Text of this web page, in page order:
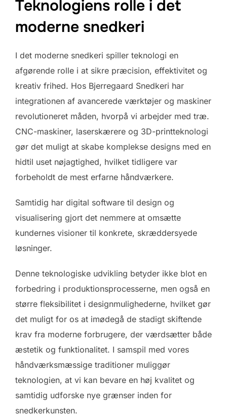
Teknologiens rolle i det
moderne snedkeri
I det moderne snedkeri spiller teknologi en
afgørende rolle i at sikre præcision, effektivitet og
kreativ frihed. Hos Bjerregaard Snedkeri har
integrationen af avancerede værktøjer og maskiner
revolutioneret måden, hvorpå vi arbejder med træ.
CNC-maskiner, laserskærere og 3D-printteknologi
gør det muligt at skabe komplekse designs med en
hidtil uset nøjagtighed, hvilket tidligere var
forbeholdt de mest erfarne håndværkere.
Samtidig har digital software til design og
visualisering gjort det nemmere at omsætte
kundernes visioner til konkrete, skræddersyede
løsninger.
Denne teknologiske udvikling betyder ikke blot en
forbedring i produktionsprocesserne, men også en
større fleksibilitet i designmulighederne, hvilket gør
det muligt for os at imødegå de stadigt skiftende
krav fra moderne forbrugere, der værdsætter både
æstetik og funktionalitet. I samspil med vores
håndværksmæssige traditioner muliggør
teknologien, at vi kan bevare en høj kvalitet og
samtidig udforske nye grænser inden for
snedkerkunsten.